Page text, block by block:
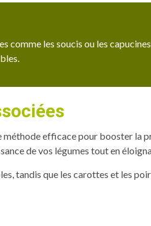
comme les soucis ou les capucines.
méthode efficace pour booster
de vos légumes tout en
tandis que les carottes et les